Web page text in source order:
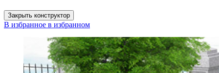
Закрыть конструктор
В избранное в избранном